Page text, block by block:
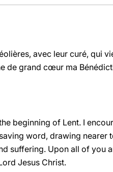
avec leur curé, qui
de grand cœur ma
beginning of Lent. I
word, drawing nearer
suffering. Upon all of you
Jesus Christ.